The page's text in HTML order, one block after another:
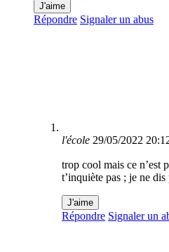
J'aime
Répondre Signaler un abus
l'école 29/05/2022
trop cool mais ce n’est
t’inquiète pas ; je ne
J'aime
Répondre Signaler un